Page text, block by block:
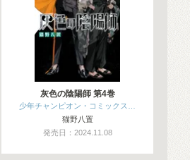
灰色の陰陽師 第4巻
少年チャンピオン・コミックス…
猫野八置
発売日：2024.11.08